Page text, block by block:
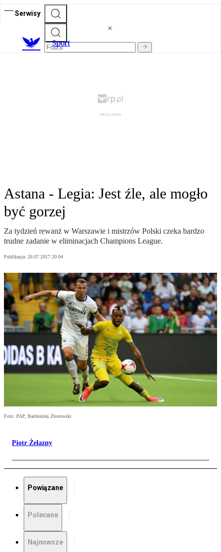
Serwisy
Sport
Astana - Legia: Jest źle, ale mogło
być gorzej
Za tydzień rewanż w Warszawie i mistrzów Polski czeka bardzo
trudne zadanie w eliminacjach Champions League.
Publikacja: 26.07.2017 20:04
Foto: PAP, Bartłomiej Zborowski
Piotr Żelazny
Powiązane
Polecane
Najnowsze